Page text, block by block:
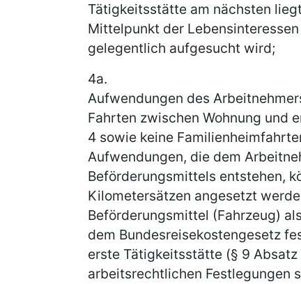
Tätigkeitsstätte am nächsten
Mittelpunkt der
gelegentlich aufgesucht wird;
4a.
Aufwendungen des
Fahrten zwischen Wohnung und
4 sowie keine
Aufwendungen, die dem
Beförderungsmittels entstehen,
Kilometersätzen angesetzt
Beförderungsmittel (Fahrzeug)
dem Bundesreisekostengesetz
erste Tätigkeitsstätte (§ 9
arbeitsrechtlichen Festlegungen